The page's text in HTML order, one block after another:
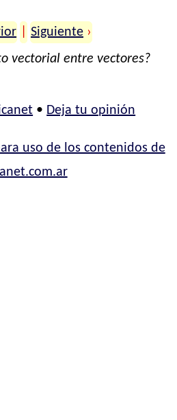
Siguiente ›
vectorial entre vectores?
• Deja tu opinión
uso de los contenidos de